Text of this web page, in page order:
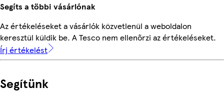
Segíts a többi vásárlónak
Az értékeléseket a vásárlók közvetlenül a weboldalon
keresztül küldik be. A Tesco nem ellenőrzi az értékeléseket.
Írj értékelést
Segítünk